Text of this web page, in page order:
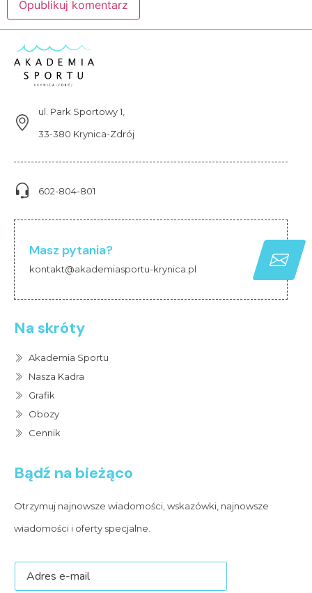
ul. Park Sportowy 1,
33-380 Krynica-Zdrój
602-804-801
Masz pytania?
kontakt@akademiasportu-krynica.pl
Na skróty
Akademia Sportu
Nasza Kadra
Grafik
Obozy
Cennik
Bądź na bieżąco
Otrzymuj najnowsze wiadomości, wskazówki, najnowsze
wiadomości i oferty specjalne.